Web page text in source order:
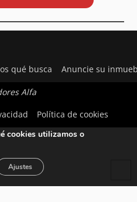
qué busca Anuncie su
Alfa
Política de cookies
la mejor experiencia en
cookies utilizamos o
Ajustes